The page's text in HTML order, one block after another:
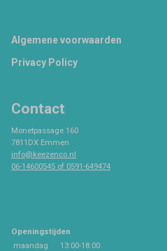
Footer
Algemene voorwaarden
Privacy Policy
Contact
Monetpassage 160
7811DX Emmen
info@keezenco.nl
06-14600545 of 0591-649474
Openingstijden
maandag
13:00-18:00